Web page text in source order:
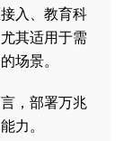
入、教育科
其适用于需
场景。
，部署万兆
力。